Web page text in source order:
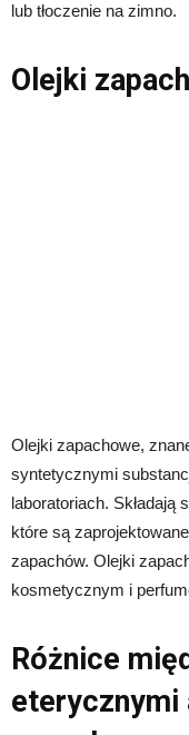
lub tłoczenie na zimno.
Olejki
Olejki zapachowe,
syntetycznymi
laboratoriach.
które są
zapachów. Olejki
kosmetycznym i
Różnice
eterycznymi